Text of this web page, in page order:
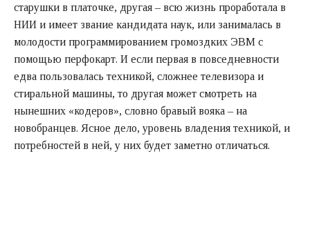
старушки в платочке, другая – всю жизнь проработала в
НИИ и имеет звание кандидата наук, или занималась в
молодости программированием громоздких ЭВМ с
помощью перфокарт. И если первая в повседневности
едва пользовалась техникой, сложнее телевизора и
стиральной машины, то другая может смотреть на
нынешних «кодеров», словно бравый вояка – на
новобранцев. Ясное дело, уровень владения техникой, и
потребностей в ней, у них будет заметно отличаться.